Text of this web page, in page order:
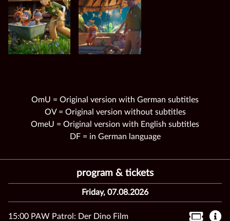
OmU = Original version with German subtitles
OV = Original version without subtitles
OmeU = Original version with English subtitles
DF = in German language
program & tickets
Friday, 07.08.2026
15:00 PAW Patrol: Der Dino Film